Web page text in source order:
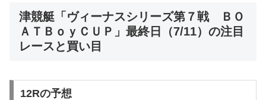
津競艇「ヴィーナスシリーズ第７戦 ＢＯ
ＡＴＢｏｙＣＵＰ」最終日（7/11）の注目
レースと買い目
12Rの予想